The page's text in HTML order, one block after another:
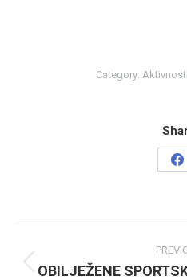
Category: Aktivnosti
navigation
OBILJEŽENE